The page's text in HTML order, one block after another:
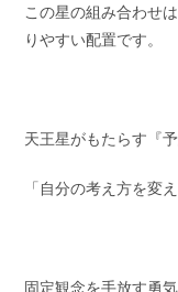
この星の組み合わせ
りやすい配置です。
天王星がもたらす『
「自分の考え方を変
固定観念を手放す勇